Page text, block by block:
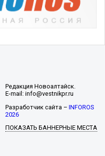
Редакция Новоалтайск.
E-mail: info@vestnikpr.ru
Разработчик сайта –INFOROS
2026
ПОКАЗАТЬ БАННЕРНЫЕ МЕСТА